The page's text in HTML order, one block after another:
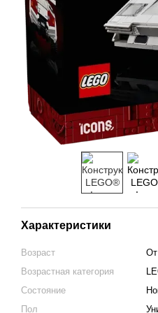
Характеристики
Возраст
От
Возрастная категория
Состояние
Пол